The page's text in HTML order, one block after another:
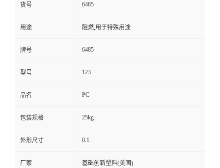
货号 6485
用途 阻燃,用于特殊用途
牌号 6485
型号 123
品名 PC
包装规格 25kg
外形尺寸 0.1
厂家 基础创新塑料(美国)